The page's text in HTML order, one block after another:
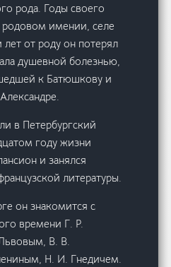
рода. Годы своего
родовом имении, селе
от роду он потерял
душевной болезнью,
к Батюшкову и
в Петербургский
году жизни
и занялся
литературы.
он знакомится с
времени Г. Р.
В. В.
Н. И. Гнедичем.